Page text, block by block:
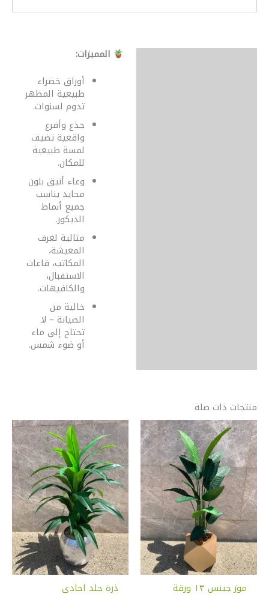
المميزات:
أوراق خضراء
طبيعية المظهر
تدوم لسنوات.
جذع وأفرع
واقعية تضيف
لمسة طبيعية
للمكان.
وعاء أنيق بلون
محايد يناسب
جميع أنماط
الديكور.
مثالية لغرف
المعيشة،
المكاتب، قاعات
الاستقبال،
والكافيهات.
خالية من
الصيانة – لا
تحتاج إلى ماء
أو ضوء شمس.
منتجات ذات صلة
موز جينس ١٣ ورقة ذرة جلد احادى